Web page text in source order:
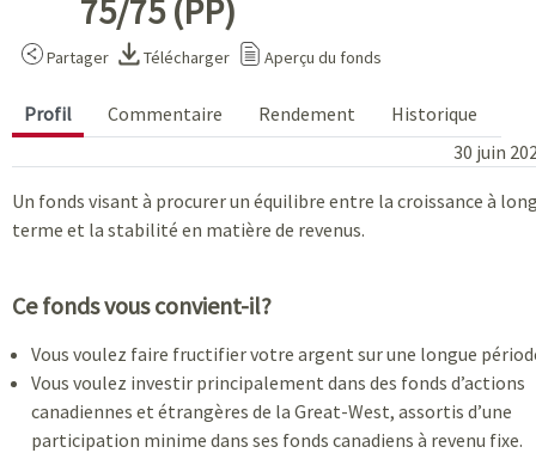
75/75 (PP)
Partager Télécharger Aperçu du fonds
Profil Commentaire Rendement
Historique
30 juin
Un fonds visant à procurer un équilibre entre la croissance à
terme et la stabilité en matière de revenus.
Ce fonds vous convient-il?
Vous voulez faire fructifier votre argent sur une longue
Vous voulez investir principalement dans des fonds d’actions
canadiennes et étrangères de la Great-West, assortis d’une
participation minime dans ses fonds canadiens à revenu fixe.